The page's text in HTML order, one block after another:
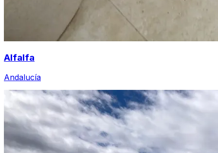
Alfalfa
Andalucía